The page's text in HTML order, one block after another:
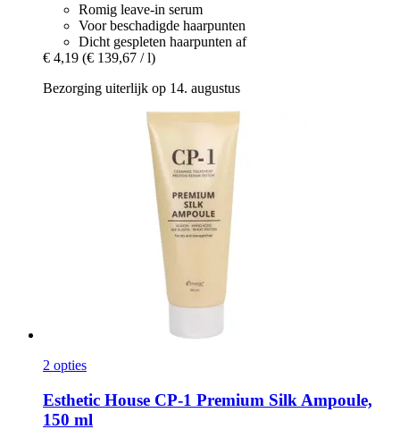
Romig leave-in serum
Voor beschadigde haarpunten
Dicht gespleten haarpunten af
€ 4,19 (€ 139,67 / l)
Bezorging uiterlijk op 14. augustus
2 opties
Esthetic House CP-​1 Premium Silk Ampoule,
150 ml